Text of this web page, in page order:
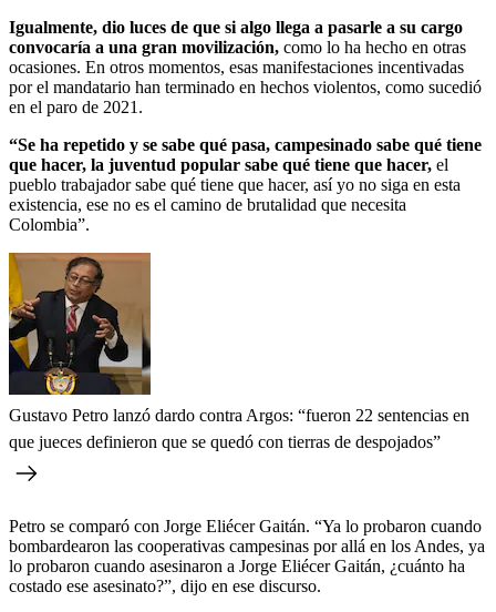
Igualmente, dio luces de que si algo llega a pasarle a su cargo
convocaría a una gran movilización, como lo ha hecho en otras
ocasiones. En otros momentos, esas manifestaciones incentivadas
por el mandatario han terminado en hechos violentos, como sucedió
en el paro de 2021.
“Se ha repetido y se sabe qué pasa, campesinado sabe qué tiene
que hacer, la juventud popular sabe qué tiene que hacer, el
pueblo trabajador sabe qué tiene que hacer, así yo no siga en esta
existencia, ese no es el camino de brutalidad que necesita
Colombia”.
Gustavo Petro lanzó dardo contra Argos: “fueron 22 sentencias en
que jueces definieron que se quedó con tierras de despojados”
Petro se comparó con Jorge Eliécer Gaitán. “Ya lo probaron cuando
bombardearon las cooperativas campesinas por allá en los Andes, ya
lo probaron cuando asesinaron a Jorge Eliécer Gaitán, ¿cuánto ha
costado ese asesinato?”, dijo en ese discurso.